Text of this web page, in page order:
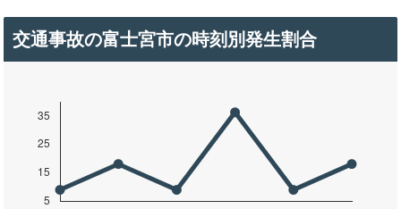
交通事故の富士宮市の時刻別発生割合